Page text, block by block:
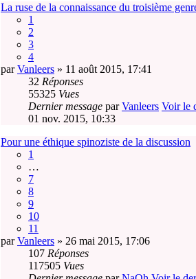
La ruse de la connaissance du troisième
1
2
3
4
parVanleers » 11 août 2015, 17:41
32 Réponses
55325 Vues
Dernier message parVanleers Voir le
01 nov. 2015, 10:33
Pour une éthique spinoziste de la discussion
1
…
7
8
9
10
11
parVanleers » 26 mai 2015, 17:06
107 Réponses
117505 Vues